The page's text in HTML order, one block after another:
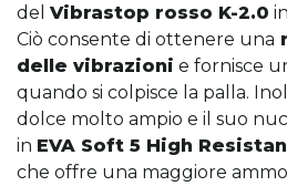
del Vibrastop rosso K-2.0
Ciò consente di ottenere una
delle vibrazioni e fornisce
quando si colpisce la palla.
dolce molto ampio e il suo
in EVA Soft 5 High
che offre una maggiore